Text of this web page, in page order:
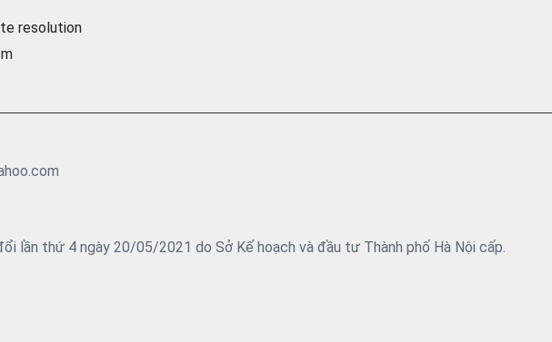
resolution
lần thứ 4 ngày 20/05/2021 do Sở Kế hoạch và đầu tư Thành phố Hà Nội cấp.